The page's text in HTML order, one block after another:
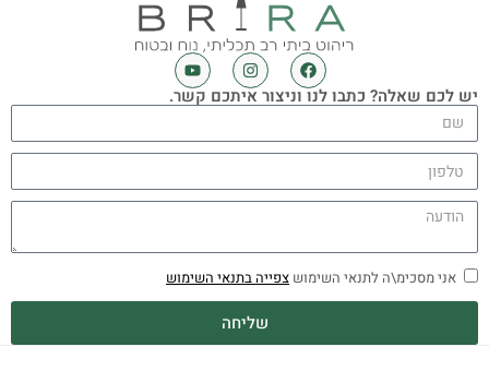
יש לכם שאלה? כתבו לנו וניצור איתכם קשר.
אני מסכימ\ה לתנאי השימוש צפייה בתנאי השימוש
שליחה